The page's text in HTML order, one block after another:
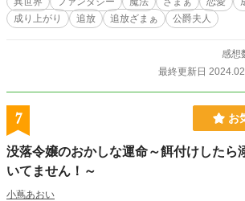
連載。気長に更新していく予定なの
成り上がり
追放 追放ざまぁ 公爵夫人
感想
最終更新日
7 お
没落令嬢のおかしな運命～餌付けしたら
いてません！～
小蔦あおい